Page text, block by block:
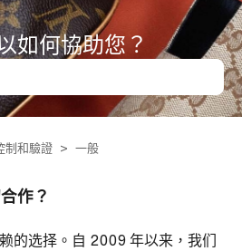
如何協助您？
制和驗證 一般
作？
的选择。自 2009 年以来，我们